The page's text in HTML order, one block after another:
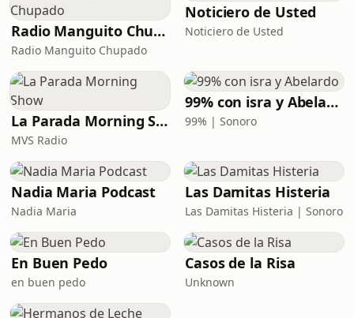
Radio Manguito Chupado
Radio Manguito Chupado
Noticiero de Usted
Noticiero de Usted
La Parada Morning Show
MVS Radio
99% con isra y Abelardo
99% | Sonoro
Nadia Maria Podcast
Nadia Maria
Las Damitas Histeria
Las Damitas Histeria | Sonoro
En Buen Pedo
en buen pedo
Casos de la Risa
Unknown